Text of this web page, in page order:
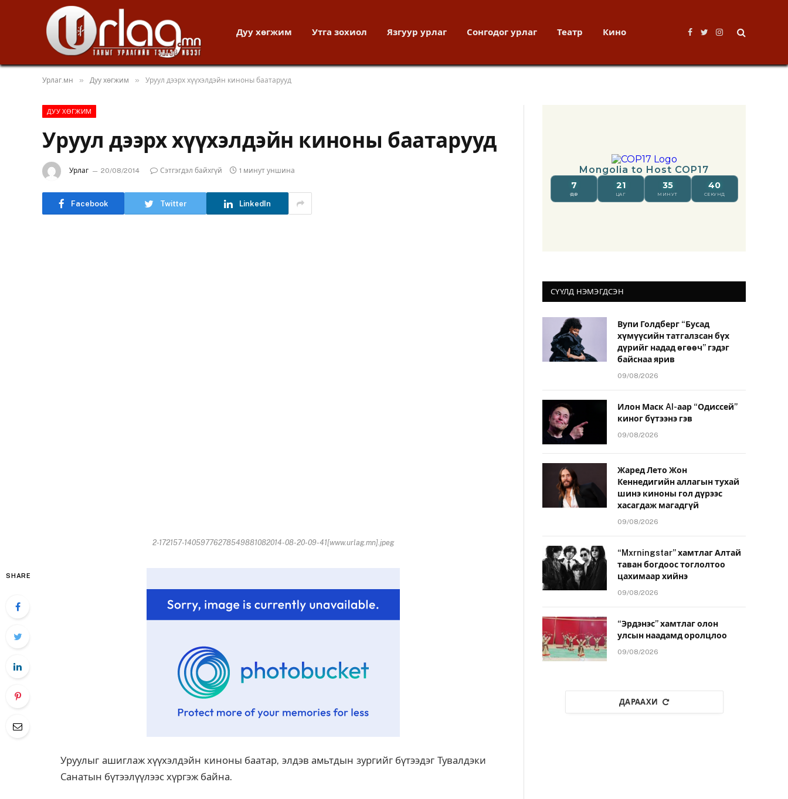
Дуу хөгжим Утга зохиол Язгуур урлаг Сонгодог урлаг Театр Кино
Facebook
TwitterInstagram
Урлаг.мн » Дуу хөгжим » Уруул дээрх хүүхэлдэйн киноны баатарууд
ДУУ ХӨГЖИМ
Уруул дээрх хүүхэлдэйн киноны баатарууд
Урлаг 20/08/2014 Сэтгэгдэл байхгүй 1 минут уншина
Facebook Twitter LinkedIn
2-172157-14059776278549881082014-08-20-09-41[www.urlag.mn].jpeg
SHARE
Уруулыг ашиглаж хүүхэлдэйн киноны баатар, элдэв амьтдын зургийг бүтээдэг Тувалдэки
Санатын бүтээлүүлээс хүргэж байна.
СҮҮЛД НЭМЭГДСЭН
Вупи Голдберг “Бусад
хүмүүсийн татгалзсан бүх
дүрийг надад өгөөч” гэдэг
байснаа ярив
09/08/2026
Илон Маск AI-аар “Одиссей”
киног бүтээнэ гэв
09/08/2026
Жаред Лето Жон
Кеннедигийн аллагын тухай
шинэ киноны гол дүрээс
хасагдаж магадгүй
09/08/2026
“Mxrningstar” хамтлаг Алтай
таван богдоос тоглолтоо
цахимаар хийнэ
09/08/2026
“Эрдэнэс” хамтлаг олон
улсын наадамд оролцлоо
09/08/2026
ДАРААХИ